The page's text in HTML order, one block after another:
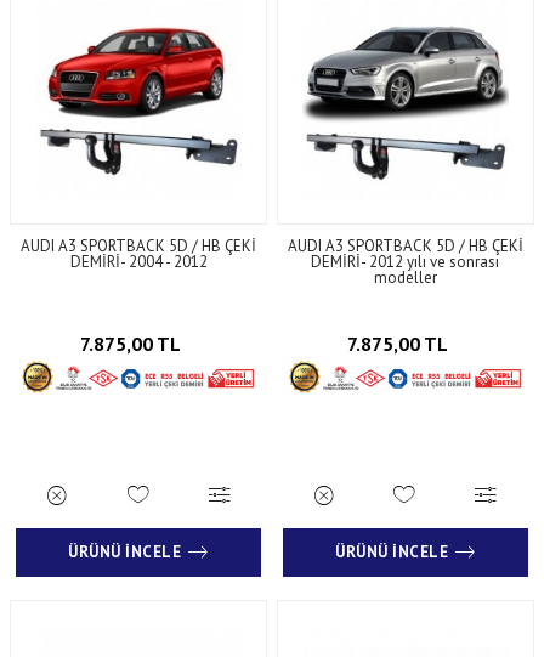
AUDI A3 SPORTBACK 5D / HB ÇEKİ
DEMİRİ- 2004 - 2012
7.875,00 TL
ÜRÜNÜ İNCELE
AUDI A3 SPORTBACK 5D / HB ÇEKİ
DEMİRİ- 2012 yılı ve sonrası
modeller
7.875,00 TL
ÜRÜNÜ İNCELE